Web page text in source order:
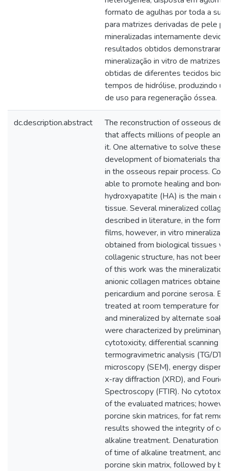
formato de agulhas por toda a
para matrizes derivadas de pele
mineralizadas internamente
resultados obtidos demonstraram
mineralização in vitro de matrizes
obtidas de diferentes tecidos
tempos de hidrólise, produzindo
de uso para regeneração óssea.
dc.description.abstract
The reconstruction of osseous
that affects millions of people
it. One alternative to solve these
development of biomaterials that
in the osseous repair process.
able to promote healing and bone
hydroxyapatite (HA) is the main
tissue. Several mineralized
described in literature, in the form
films, however, in vitro
obtained from biological tissues
collagenic structure, has not been
of this work was the
anionic collagen matrices
pericardium and porcine serosa.
treated at room temperature for
and mineralized by alternate
were characterized by preliminary
cytotoxicity, differential scanning
termogravimetric analysis (TG/
microscopy (SEM), energy
x-ray diffraction (XRD), and
Spectroscopy (FTIR). No
of the evaluated matrices;
porcine skin matrices, for fat
results showed the integrity of
alkaline treatment. Denaturation
of time of alkaline treatment, and
porcine skin matrix, followed by